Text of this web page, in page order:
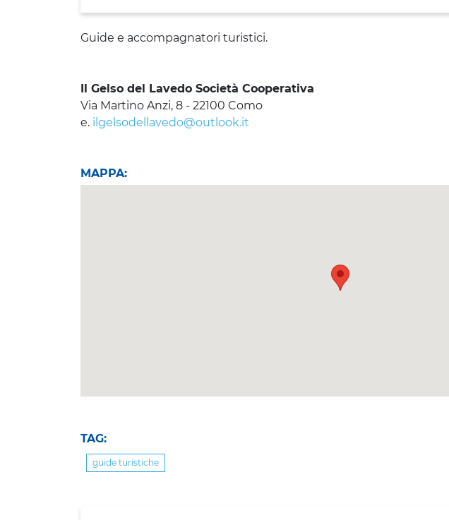
Guide e accompagnatori turistici.
Il Gelso del Lavedo Società Cooperativa
Via Martino Anzi, 8 - 22100 Como
e. ilgelsodellavedo@outlook.it
MAPPA:
TAG:
guide turistiche